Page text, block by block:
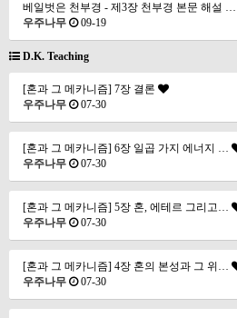
베일벗은 천부경 - 제3장 천부경 본문 해설 …
우주나무
09-19
D.K. Teaching
[혼과 그 메카니즘] 7장 결론
우주나무
07-30
[혼과 그 메카니즘] 6장 일곱 가지 에너지 …
우주나무
07-30
[혼과 그 메카니즘] 5장 혼, 에테르 그리고…
우주나무
07-30
[혼과 그 메카니즘] 4장 혼의 본성과 그 위…
우주나무
07-30